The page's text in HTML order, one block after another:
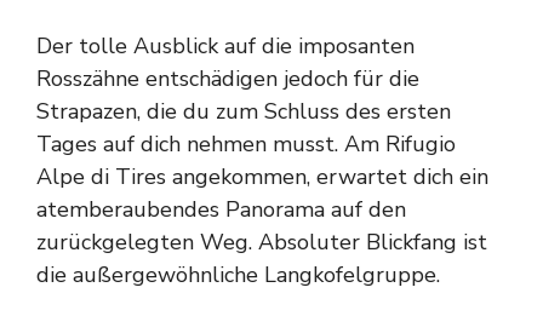
Der tolle Ausblick auf die imposanten
Rosszähne entschädigen jedoch für die
Strapazen, die du zum Schluss des ersten
Tages auf dich nehmen musst. Am Rifugio
Alpe di Tires angekommen, erwartet dich ein
atemberaubendes Panorama auf den
zurückgelegten Weg. Absoluter Blickfang ist
die außergewöhnliche Langkofelgruppe.